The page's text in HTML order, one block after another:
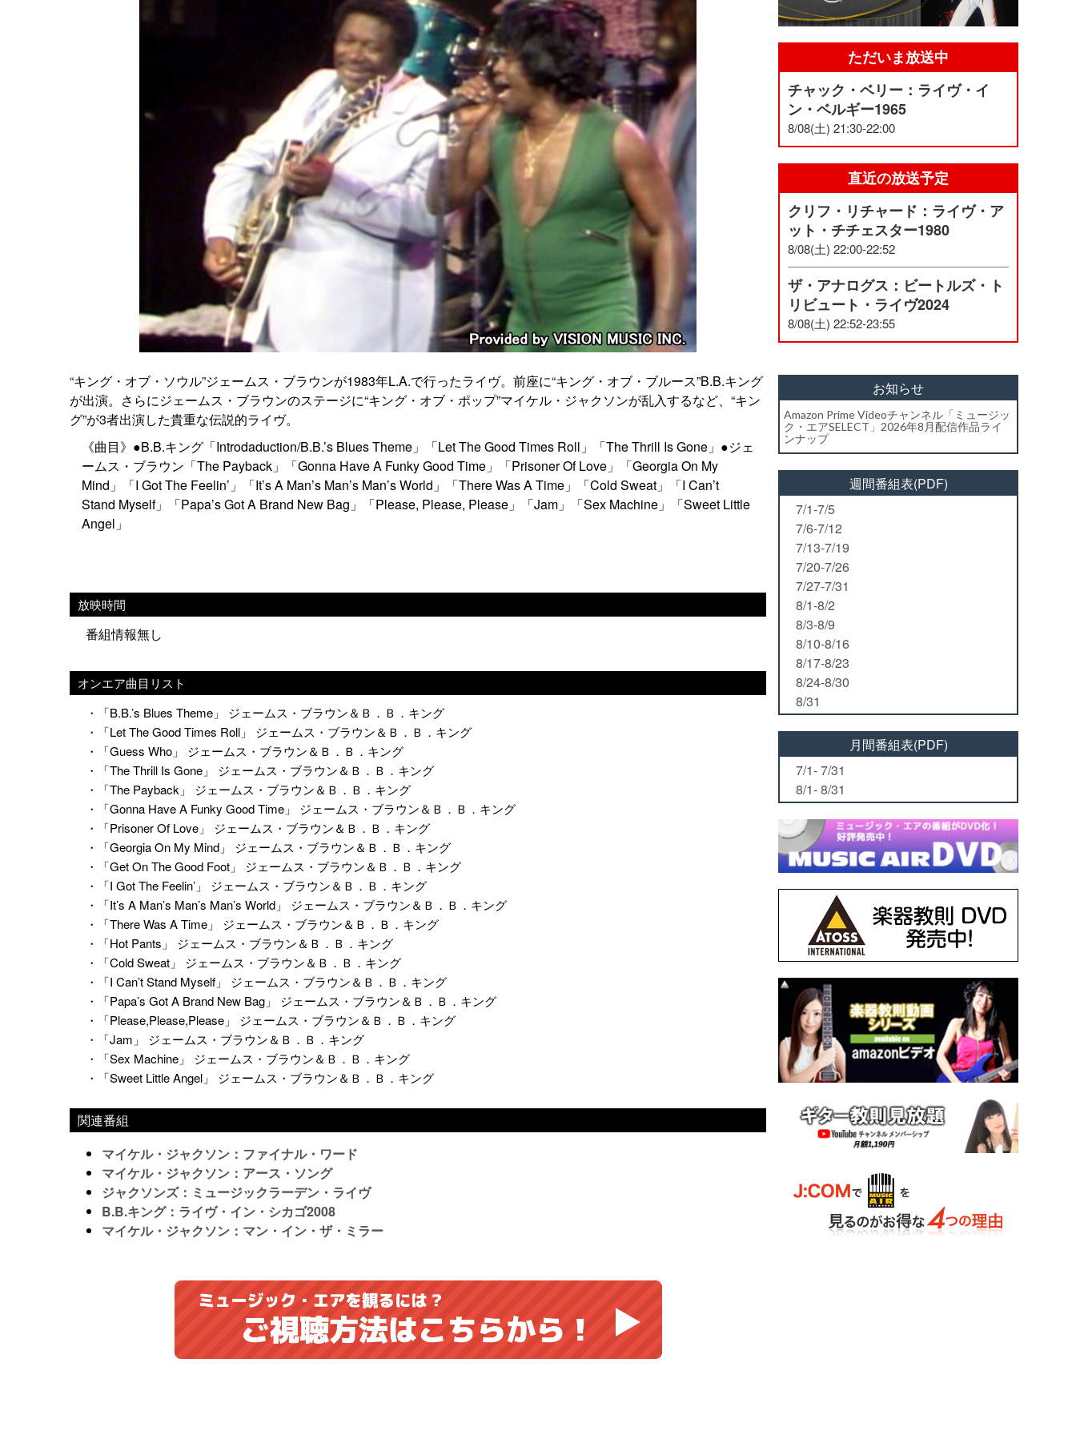
“キング・オブ・ソウル”ジェームス・ブラウンが1983年L.A.で行ったライヴ。前座に“キング・オブ・ブルース”B.B.キング
が出演。さらにジェームス・ブラウンのステージに“キング・オブ・ポップ”マイケル・ジャクソンが乱入するなど、“キン
グ”が3者出演した貴重な伝説的ライヴ。
《曲目》●B.B.キング「Introdaduction/B.B.’s Blues Theme」「Let The Good Times Roll」「The Thrill Is Gone」●ジェ
ームス・ブラウン「The Payback」「Gonna Have A Funky Good Time」「Prisoner Of Love」「Georgia On My
Mind」「I Got The Feelin’」「It’s A Man’s Man’s Man’s World」「There Was A Time」「Cold Sweat」「I Can’t
Stand Myself」「Papa’s Got A Brand New Bag」「Please, Please, Please」「Jam」「Sex Machine」「Sweet Little
Angel」
放映時間
番組情報無し
オンエア曲目リスト
・「B.B.’s Blues Theme」 ジェームス・ブラウン＆Ｂ．Ｂ．キング
・「Let The Good Times Roll」 ジェームス・ブラウン＆Ｂ．Ｂ．キング
・「Guess Who」 ジェームス・ブラウン＆Ｂ．Ｂ．キング
・「The Thrill Is Gone」 ジェームス・ブラウン＆Ｂ．Ｂ．キング
・「The Payback」 ジェームス・ブラウン＆Ｂ．Ｂ．キング
・「Gonna Have A Funky Good Time」 ジェームス・ブラウン＆Ｂ．Ｂ．キング
・「Prisoner Of Love」 ジェームス・ブラウン＆Ｂ．Ｂ．キング
・「Georgia On My Mind」 ジェームス・ブラウン＆Ｂ．Ｂ．キング
・「Get On The Good Foot」 ジェームス・ブラウン＆Ｂ．Ｂ．キング
・「I Got The Feelin’」 ジェームス・ブラウン＆Ｂ．Ｂ．キング
・「It’s A Man’s Man’s Man’s World」 ジェームス・ブラウン＆Ｂ．Ｂ．キング
・「There Was A Time」 ジェームス・ブラウン＆Ｂ．Ｂ．キング
・「Hot Pants」 ジェームス・ブラウン＆Ｂ．Ｂ．キング
・「Cold Sweat」 ジェームス・ブラウン＆Ｂ．Ｂ．キング
・「I Can’t Stand Myself」 ジェームス・ブラウン＆Ｂ．Ｂ．キング
・「Papa’s Got A Brand New Bag」 ジェームス・ブラウン＆Ｂ．Ｂ．キング
・「Please,Please,Please」 ジェームス・ブラウン＆Ｂ．Ｂ．キング
・「Jam」 ジェームス・ブラウン＆Ｂ．Ｂ．キング
・「Sex Machine」 ジェームス・ブラウン＆Ｂ．Ｂ．キング
・「Sweet Little Angel」 ジェームス・ブラウン＆Ｂ．Ｂ．キング
関連番組
マイケル・ジャクソン：ファイナル・ワード
マイケル・ジャクソン：アース・ソング
ジャクソンズ：ミュージックラーデン・ライヴ
B.B.キング：ライヴ・イン・シカゴ2008
マイケル・ジャクソン：マン・イン・ザ・ミラー
ただいま放送中
チャック・ベリー：ライヴ・イ
ン・ベルギー1965
8/08(土) 21:30-22:00
直近の放送予定
クリフ・リチャード：ライヴ・ア
ット・チチェスター1980
8/08(土) 22:00-22:52
ザ・アナログス：ビートルズ・ト
リビュート・ライヴ2024
8/08(土) 22:52-23:55
お知らせ
Amazon Prime Videoチャンネル「ミュージッ
ク・エアSELECT」2026年8月配信作品ライ
ンナップ
週間番組表(PDF)
7/1-7/5
7/6-7/12
7/13-7/19
7/20-7/26
7/27-7/31
8/1-8/2
8/3-8/9
8/10-8/16
8/17-8/23
8/24-8/30
8/31
月間番組表(PDF)
7/1- 7/31
8/1- 8/31